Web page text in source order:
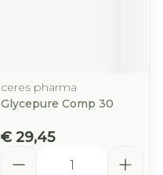
ceres pharma
Glycepure Comp 30
€ 29,45